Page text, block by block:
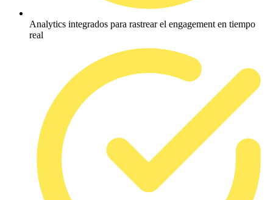
Analytics integrados para rastrear el engagement en tiempo
real